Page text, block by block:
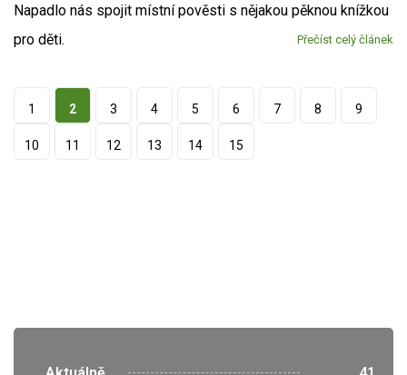
Napadlo nás spojit místní pověsti s nějakou pěknou knížkou
pro děti.
Přečíst celý článek
1 2 3 4 5 6 7 8 9
10 11 12 13 14 15